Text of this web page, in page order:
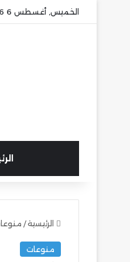
الخميس, أغسطس 6 2026
الرئيسية/
منوعات